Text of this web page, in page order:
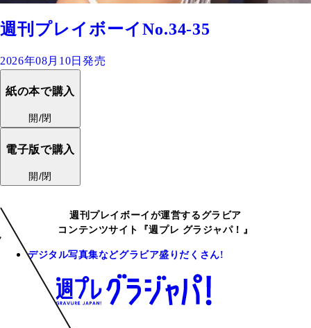
週刊プレイボーイNo.34-35
2026年08月10日発売
紙の本で購入
開/閉
電子版で購入
開/閉
週刊プレイボーイが運営するグラビア
コンテンツサイト『週プレ グラジャパ！』
デジタル写真集などグラビア盛りだくさん!